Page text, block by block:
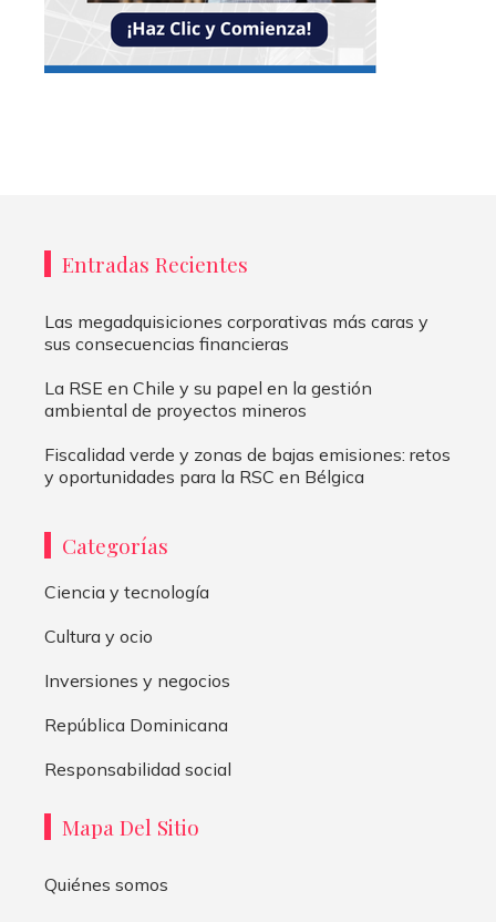
Entradas Recientes
Las megadquisiciones corporativas más caras y
sus consecuencias financieras
La RSE en Chile y su papel en la gestión
ambiental de proyectos mineros
Fiscalidad verde y zonas de bajas emisiones: retos
y oportunidades para la RSC en Bélgica
Categorías
Ciencia y tecnología
Cultura y ocio
Inversiones y negocios
República Dominicana
Responsabilidad social
Mapa Del Sitio
Quiénes somos